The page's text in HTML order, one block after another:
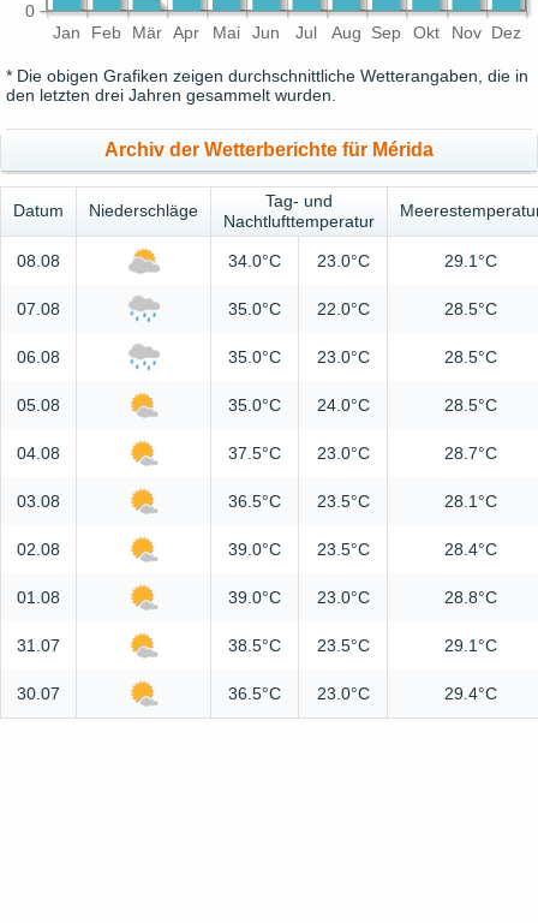
Jan Feb Mär Apr Mai Jun Jul Aug Sep Okt Nov Dez
0
* Die obigen Grafiken zeigen durchschnittliche Wetterangaben, die in
den letzten drei Jahren gesammelt wurden.
Archiv der Wetterberichte für Mérida
Datum Niederschläge
Tag- und
Nachtlufttemperatur
08.08 34.0°C 23.0°C 29.1°C
07.08 35.0°C 22.0°C 28.5°C
06.08 35.0°C 23.0°C 28.5°C
05.08 35.0°C 24.0°C 28.5°C
04.08 37.5°C 23.0°C 28.7°C
03.08 36.5°C 23.5°C 28.1°C
02.08 39.0°C 23.5°C 28.4°C
01.08 39.0°C 23.0°C 28.8°C
31.07 38.5°C 23.5°C 29.1°C
30.07 36.5°C 23.0°C 29.4°C